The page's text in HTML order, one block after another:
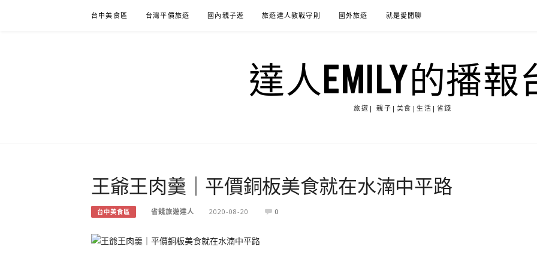
台中美食區 台灣平價旅遊 國內親子遊 旅遊達人教戰守則 國外旅遊 就是愛閒聊
達人EMILY的播報
旅遊| 親子|美食|生活|省錢
王爺王肉羹｜平價銅板美食就在水湳中平路
台中美食區 省錢旅遊達人 2020-08-20 0